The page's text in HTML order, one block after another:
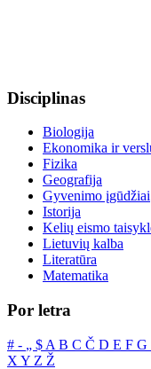
Disciplinas
Biologija
Ekonomika ir
Fizika
Geografija
Gyvenimo įgūdžiai
Istorija
Kelių eismo
Lietuvių kalba
Literatūra
Matematika
Por letra
# ‐ „ $ A B C Č D E F G
X Y Z Ž